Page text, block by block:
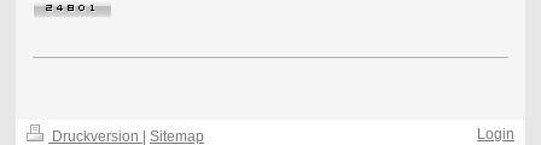
Druckversion Sitemap Login